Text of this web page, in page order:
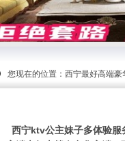
西宁ktv公主妹子多体验服
您现在的位置： 西宁最好高端豪